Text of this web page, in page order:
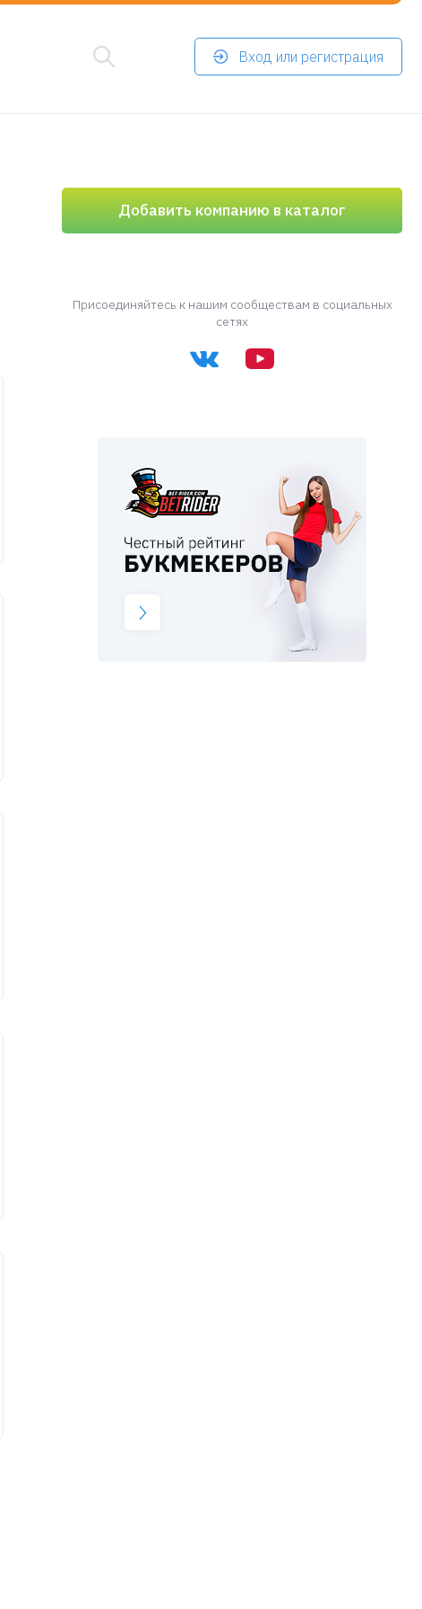
Вход или регистрация
Добавить компанию в каталог
Присоединяйтесь к нашим сообществам в социальных
сетях